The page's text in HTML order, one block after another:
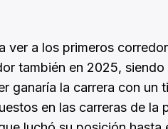
ver a los primeros
también en 2025,
ganaría la carrera con un
en las carreras de la